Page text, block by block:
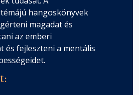
hangoskönyvek
magadat és
az emberi
és fejleszteni a mentális